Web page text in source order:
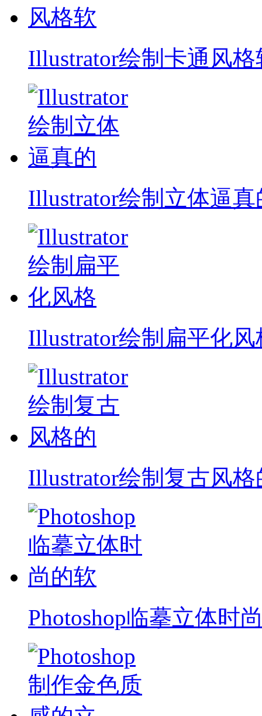
Illustrator绘制卡通风格
Illustrator绘制立体逼真
Illustrator绘制扁平化风
Illustrator绘制复古风格
Photoshop临摹立体时